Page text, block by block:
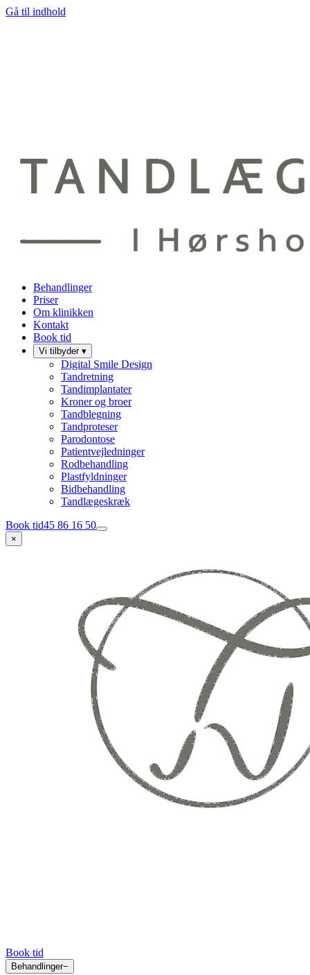
Gå til indhold
Behandlinger
Priser
Om klinikken
Kontakt
Book tid
Vi tilbyder ▾
Digital Smile Design
Tandretning
Tandimplantater
Kroner og broer
Tandblegning
Tandproteser
Parodontose
Patientvejledninger
Rodbehandling
Plastfyldninger
Bidbehandling
Tandlægeskræk
Book tid45 86 16 50
×
Book tid
Behandlinger−